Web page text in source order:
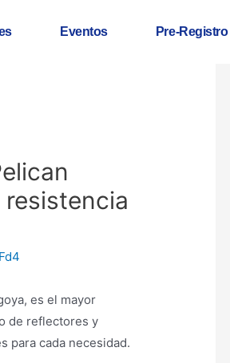
Eventos Pre-
es el mayor
de reflectores y
para cada necesidad.